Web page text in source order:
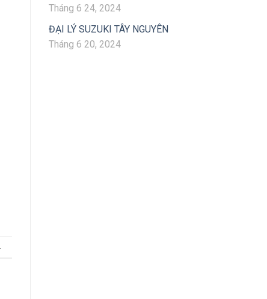
Tháng 6 24, 2024
ĐẠI LÝ SUZUKI TÂY NGUYÊN
Tháng 6 20, 2024